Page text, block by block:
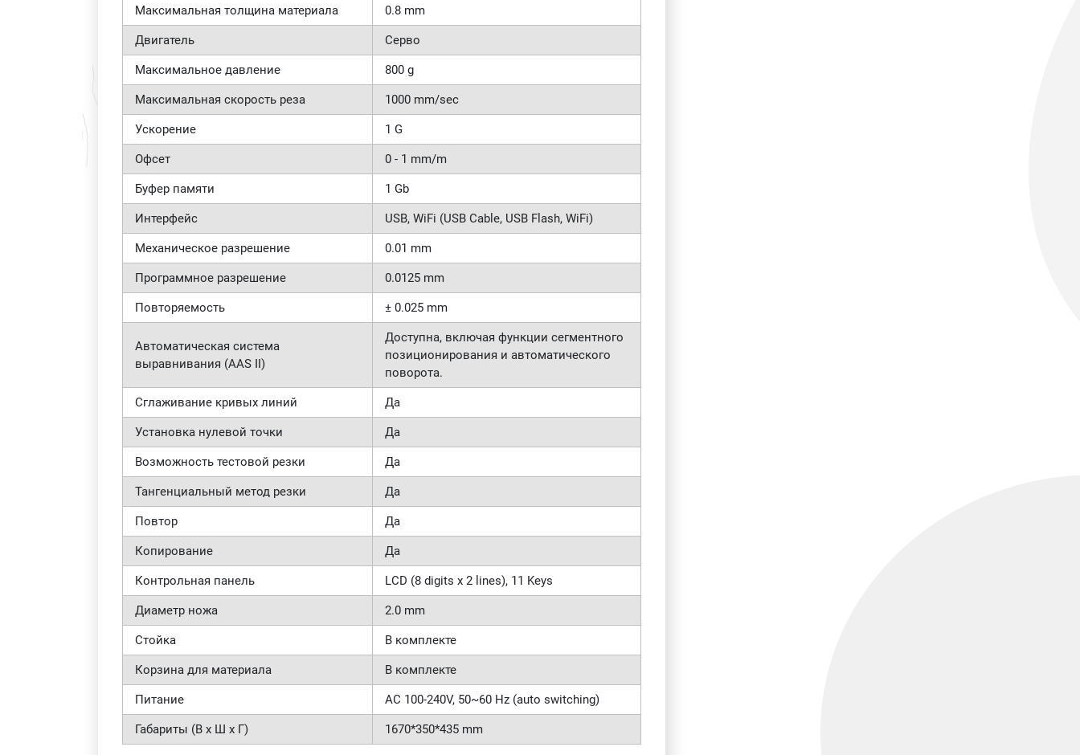
Максимальная толщина материала 0.8 mm
Двигатель Серво
Максимальное давление 800 g
Максимальная скорость реза 1000 mm/sec
Ускорение 1 G
Офсет 0 - 1 mm/m
Буфер памяти 1 Gb
Интерфейс USB, WiFi (USB Cable, USB Flash, WiFi)
Механическое разрешение 0.01 mm
Программное разрешение 0.0125 mm
Повторяемость ± 0.025 mm
Автоматическая система
выравнивания (AAS II)
Доступна, включая функции сегментного
позиционирования и автоматического
поворота.
Сглаживание кривых линий Да
Установка нулевой точки Да
Возможность тестовой резки Да
Тангенциальный метод резки Да
Повтор Да
Копирование Да
Контрольная панель LCD (8 digits x 2 lines), 11 Keys
Диаметр ножа 2.0 mm
Стойка В комплекте
Корзина для материала В комплекте
Питание AC 100-240V, 50~60 Hz (auto switching)
Габариты (В x Ш x Г) 1670*350*435 mm